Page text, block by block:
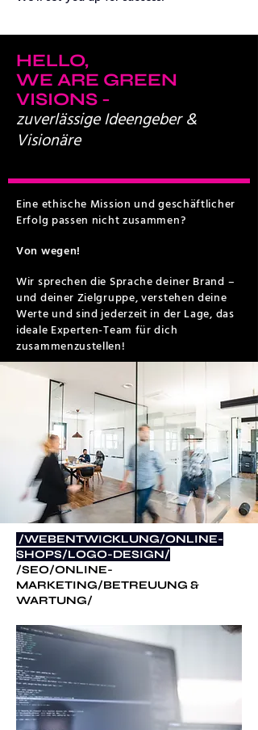
HELLO,
WE ARE GREEN
VISIONS -
zuverlässige Ideengeber &
Visionäre
Eine ethische Mission und geschäftlicher
Erfolg passen nicht zusammen?
Von wegen!
Wir sprechen die Sprache deiner Brand –
und deiner Zielgruppe, verstehen deine
Werte und sind jederzeit in der Lage, das
ideale Experten-Team für dich
zusammenzustellen!
/WEBENTWICKLUNG/ONLINE-
SHOPS/LOGO-DESIGN/
/SEO/ONLINE-
MARKETING/BETREUUNG &
WARTUNG/